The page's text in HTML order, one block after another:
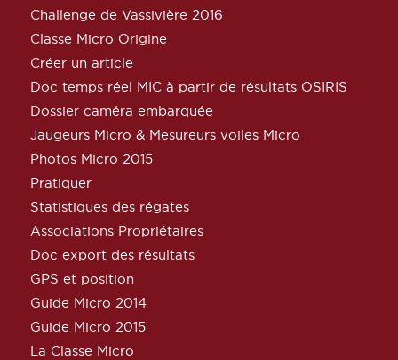
Challenge de Vassivière 2016
Classe Micro Origine
Créer un article
Doc temps réel MIC à partir de résultats OSIRIS
Dossier caméra embarquée
Jaugeurs Micro & Mesureurs voiles Micro
Photos Micro 2015
Pratiquer
Statistiques des régates
Associations Propriétaires
Doc export des résultats
GPS et position
Guide Micro 2014
Guide Micro 2015
La Classe Micro